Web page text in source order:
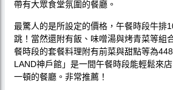
帶有大眾食堂氛圍的餐廳。
最驚人的是所設定的價格，午餐時段牛排
跳！當然還附有飯、味噌湯與烤青菜等組
餐時段的套餐料理附有前菜與甜點等為
LAND神戶館」是一間午餐時段能輕鬆來
一頓的餐廳。非常推薦！